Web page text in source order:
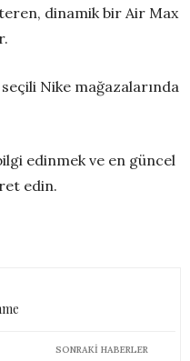
dinamik bir Air Max
Nike mağazalarında
edinmek ve en güncel
edin.
SONRAKI HABERLER